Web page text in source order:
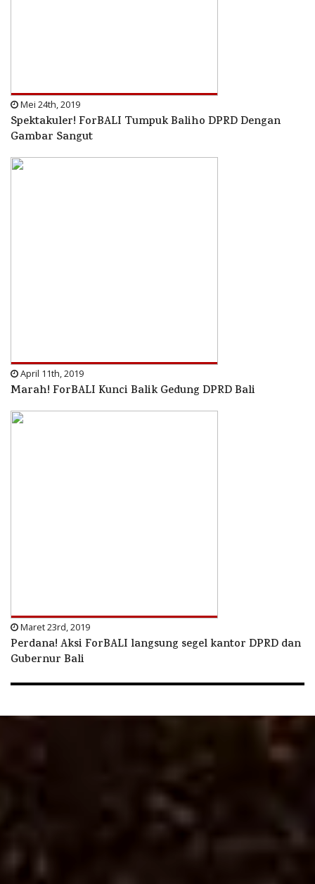
Mei 24th, 2019
Spektakuler! ForBALI Tumpuk Baliho DPRD Dengan
Gambar Sangut
April 11th, 2019
Marah! ForBALI Kunci Balik Gedung DPRD Bali
Maret 23rd, 2019
Perdana! Aksi ForBALI langsung segel kantor DPRD dan
Gubernur Bali